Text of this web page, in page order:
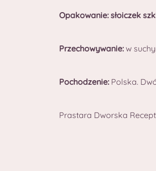
Opakowanie: słoiczek
Przechowywanie: w
Pochodzenie: Polska.
Prastara Dworska